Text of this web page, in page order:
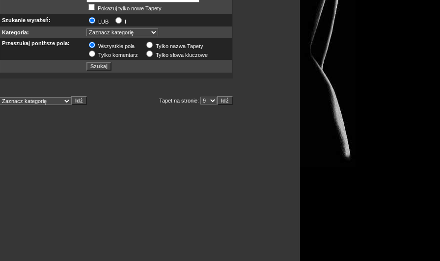
Pokazuj tylko nowe Tapety
Szukanie wyrażeń:
LUB
I
Kategoria:
Przeszukaj poniższe pola:
Wszystkie pola
Tylko nazwa Tapety
Tylko komentarz
Tylko słowa kluczowe
Tapet na stronie: